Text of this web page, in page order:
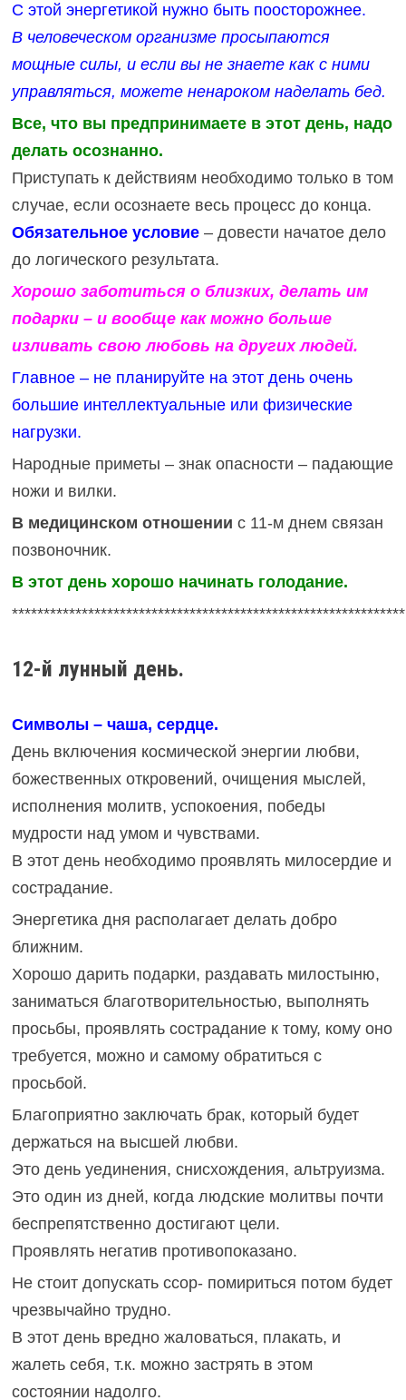
С этой энергетикой нужно быть поосторожнее.
В человеческом организме просыпаются
мощные силы, и если вы не знаете как с ними
управляться, можете ненароком наделать бед.
Все, что вы предпринимаете в этот день, надо
делать осознанно.
Приступать к действиям необходимо только в том
случае, если осознаете весь процесс до конца.
Обязательное условие– довести начатое дело
до логического результата.
Хорошо заботиться о близких, делать им
подарки – и вообще как можно больше
изливать свою любовь на других людей.
Главное – не планируйте на этот день очень
большие интеллектуальные или физические
нагрузки.
Народные приметы – знак опасности – падающие
ножи и вилки.
В медицинском отношении с 11-м днем связан
позвоночник.
В этот день хорошо начинать голодание.
**************************************************************
12-й лунный день.
Символы – чаша, сердце.
День включения космической энергии любви,
божественных откровений, очищения мыслей,
исполнения молитв, успокоения, победы
мудрости над умом и чувствами.
В этот день необходимо проявлять милосердие и
сострадание.
Энергетика дня располагает делать добро
ближним.
Хорошо дарить подарки, раздавать милостыню,
заниматься благотворительностью, выполнять
просьбы, проявлять сострадание к тому, кому оно
требуется, можно и самому обратиться с
просьбой.
Благоприятно заключать брак, который будет
держаться на высшей любви.
Это день уединения, снисхождения, альтруизма.
Это один из дней, когда людские молитвы почти
беспрепятственно достигают цели.
Проявлять негатив противопоказано.
Не стоит допускать ссор- помириться потом будет
чрезвычайно трудно.
В этот день вредно жаловаться, плакать, и
жалеть себя, т.к. можно застрять в этом
состоянии надолго.